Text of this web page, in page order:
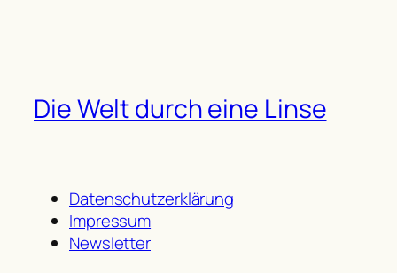
Die Welt durch eine Linse
Datenschutzerklärung
Impressum
Newsletter